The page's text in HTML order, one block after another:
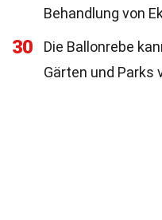
Behandlung von
30
Die Ballonrebe
Gärten und Parks